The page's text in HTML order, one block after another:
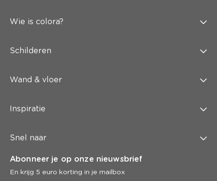
Wie is colora?
Schilderen
Wand & vloer
Inspiratie
Snel naar
Abonneer je op onze nieuwsbrief
En krijg 5 euro korting in je mailbox